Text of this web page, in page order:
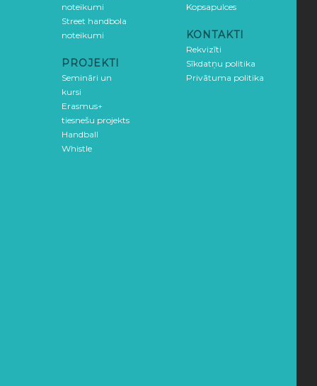
noteikumi
Street handbola
noteikumi
PROJEKTI
Semināri un
kursi
Erasmus+
tiesnešu projekts
Handball
Whistle
Kopsapulces
KONTAKTI
Rekvizīti
Sīkdatņu politika
Privātuma politika